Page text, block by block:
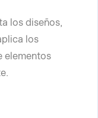
los diseños,
los
elementos